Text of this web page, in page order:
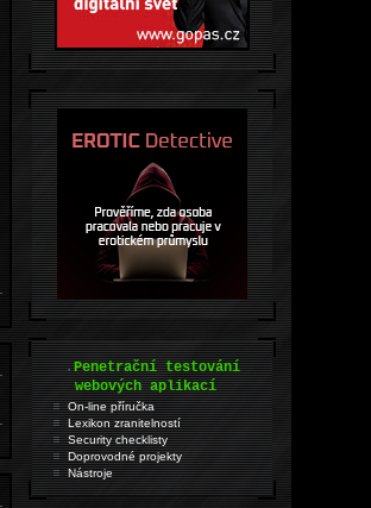
.Penetrační testování
webových aplikací
On-line příručka
Lexikon zranitelností
Security checklisty
Doprovodné projekty
Nástroje